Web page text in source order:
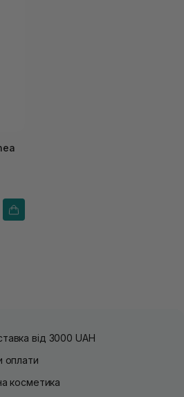
від 3000 UAH
оплати
косметика